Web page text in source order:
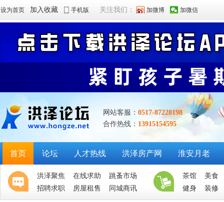
设为首页 加入收藏 手机版 关注我们： 加微博 加微信
网站客服： 0517-87228198
合作热线： 13915154595
首页 论坛 人才热线 洪泽房产网 淮安月老
洪泽聚焦 在线求助
跳蚤市场
招聘求职
房屋租售 同城商讯
茶馆
美食
健身
装修